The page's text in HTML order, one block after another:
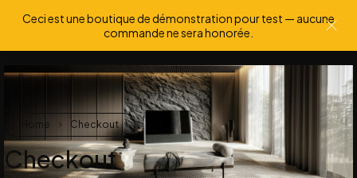
Ceci est une boutique de démonstration pour test — aucune
commande ne sera honorée.
Home Checkout
Checkout